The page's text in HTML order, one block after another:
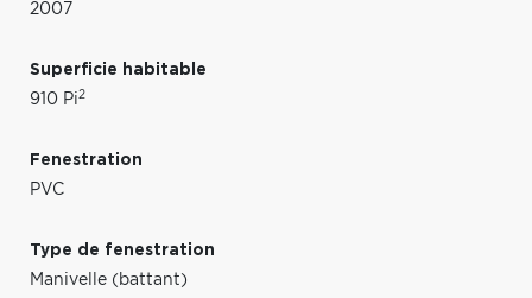
2007
Superficie habitable
910 Pi2
Fenestration
PVC
Type de fenestration
Manivelle (battant)